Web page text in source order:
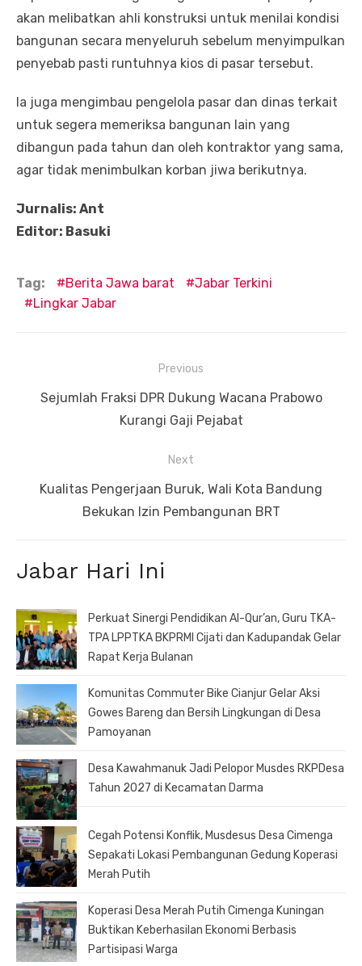
akan melibatkan ahli konstruksi untuk menilai kondisi
bangunan secara menyeluruh sebelum menyimpulkan
penyebab pasti runtuhnya kios di pasar tersebut.
Ia juga mengimbau pengelola pasar dan dinas terkait
untuk segera memeriksa bangunan lain yang
dibangun pada tahun dan oleh kontraktor yang sama,
agar tidak menimbulkan korban jiwa berikutnya.
Jurnalis: Ant
Editor: Basuki
Tag: Berita Jawa barat
Jabar Terkini
Lingkar Jabar
pos
Previous
Previous
Sejumlah Fraksi DPR Dukung Wacana Prabowo
Kurangi Gaji Pejabat
Next
NextKualitas Pengerjaan Buruk, Wali Kota Bandung
Bekukan Izin Pembangunan BRT
Jabar Hari Ini
Perkuat Sinergi Pendidikan Al-Qur’an, Guru TKA-
TPA LPPTKA BKPRMI Cijati dan Kadupandak Gelar
Rapat Kerja Bulanan
Komunitas Commuter Bike Cianjur Gelar Aksi
Gowes Bareng dan Bersih Lingkungan di Desa
Pamoyanan
Desa Kawahmanuk Jadi Pelopor Musdes RKPDesa
Tahun 2027 di Kecamatan Darma
Cegah Potensi Konflik, Musdesus Desa Cimenga
Sepakati Lokasi Pembangunan Gedung Koperasi
Merah Putih
Koperasi Desa Merah Putih Cimenga Kuningan
Buktikan Keberhasilan Ekonomi Berbasis
Partisipasi Warga